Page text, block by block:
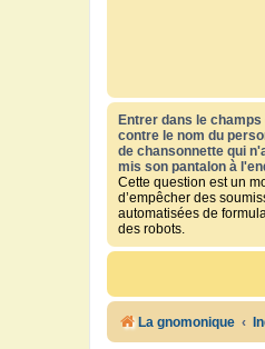
Entrer dans le champs
contre le nom du
de chansonnette qui
mis son pantalon à
Cette question est un
d’empêcher des
automatisées de
des robots.
La gnomonique